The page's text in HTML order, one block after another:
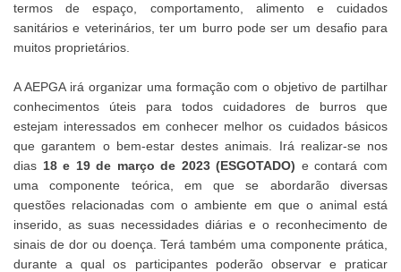
termos de espaço, comportamento, alimento e cuidados
sanitários e veterinários, ter um burro pode ser um desafio para
muitos proprietários.
A AEPGA irá organizar uma formação com o objetivo de partilhar
conhecimentos úteis para todos cuidadores de burros que
estejam interessados em conhecer melhor os cuidados básicos
que garantem o bem-estar destes animais. Irá realizar-se nos
dias 18 e 19 de março de 2023 (ESGOTADO) e contará com
uma componente teórica, em que se abordarão diversas
questões relacionadas com o ambiente em que o animal está
inserido, as suas necessidades diárias e o reconhecimento de
sinais de dor ou doença. Terá também uma componente prática,
durante a qual os participantes poderão observar e praticar